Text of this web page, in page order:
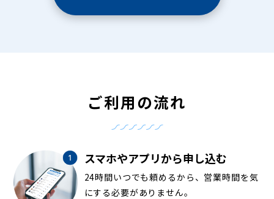
ご利用の流れ
スマホやアプリから申し込む
24時間いつでも頼めるから、営業時間を気
にする必要がありません。